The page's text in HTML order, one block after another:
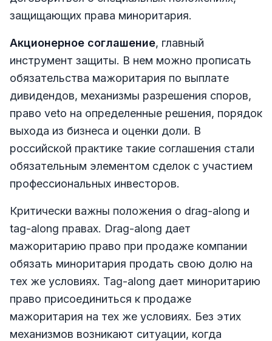
защищающих права миноритария.
Акционерное соглашение, главный
инструмент защиты. В нем можно прописать
обязательства мажоритария по выплате
дивидендов, механизмы разрешения споров,
право veto на определенные решения, порядок
выхода из бизнеса и оценки доли. В
российской практике такие соглашения стали
обязательным элементом сделок с участием
профессиональных инвесторов.
Критически важны положения о drag-along и
tag-along правах. Drag-along дает
мажоритарию право при продаже компании
обязать миноритария продать свою долю на
тех же условиях. Tag-along дает миноритарию
право присоединиться к продаже
мажоритария на тех же условиях. Без этих
механизмов возникают ситуации, когда